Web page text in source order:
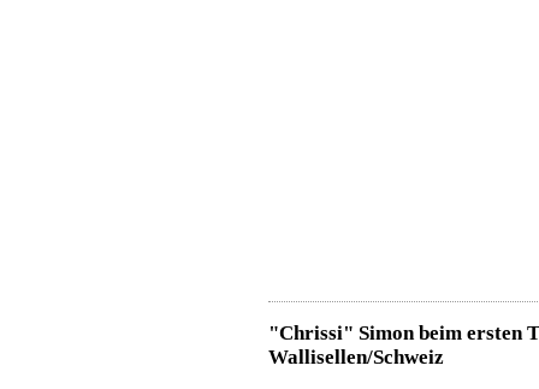
"Chrissi" Simon beim ersten
Wallisellen/Schweiz